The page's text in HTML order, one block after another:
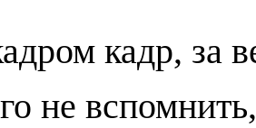
кадр, за
не